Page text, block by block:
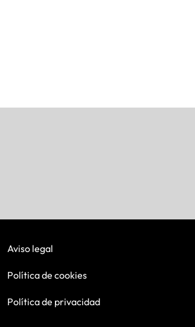
Aviso legal
Política de cookies
Política de privacidad